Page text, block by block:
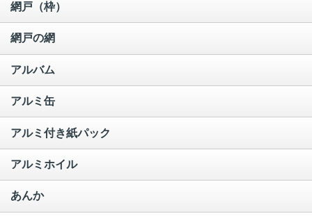
網戸（枠）
網戸の網
アルバム
アルミ缶
アルミ付き紙パック
アルミホイル
あんか